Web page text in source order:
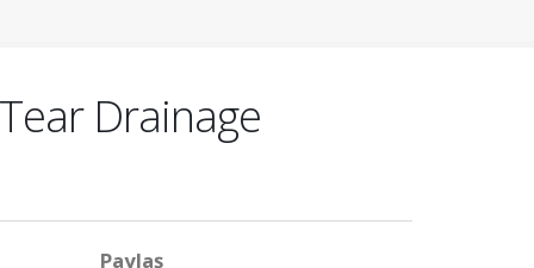
Drainage
Paylaş